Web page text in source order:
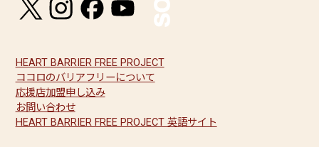
HEART BARRIER FREE PROJECT
ココロのバリアフリーについて
応援店加盟申し込み
お問い合わせ
HEART BARRIER FREE PROJECT 英語サイト